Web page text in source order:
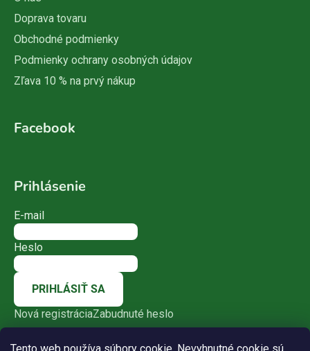
Doprava tovaru
Obchodné podmienky
Podmienky ochrany osobných údajov
Zľava 10 % na prvý nákup
Facebook
Prihlásenie
E-mail
Heslo
PRIHLÁSIŤ SA
Nová registráciaZabudnuté heslo